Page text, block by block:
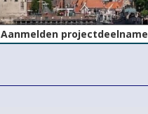
Aanmelden projectdeelname